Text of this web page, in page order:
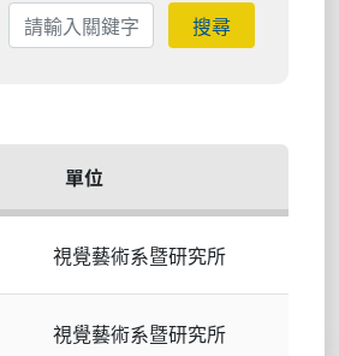
搜尋
單位
視覺藝術系暨研究所
視覺藝術系暨研究所